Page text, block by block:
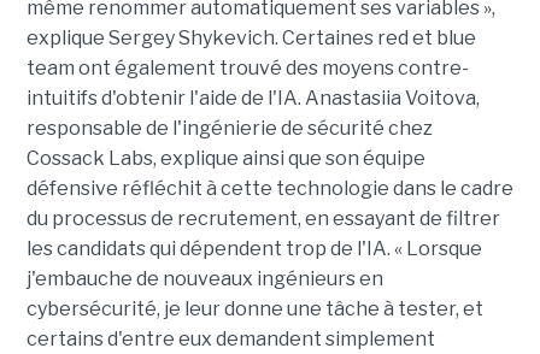
même renommer automatiquement ses variables »,
explique Sergey Shykevich. Certaines red et blue
team ont également trouvé des moyens contre-
intuitifs d'obtenir l'aide de l'IA. Anastasiia Voitova,
responsable de l'ingénierie de sécurité chez
Cossack Labs, explique ainsi que son équipe
défensive réfléchit à cette technologie dans le cadre
du processus de recrutement, en essayant de filtrer
les candidats qui dépendent trop de l'IA. « Lorsque
j'embauche de nouveaux ingénieurs en
cybersécurité, je leur donne une tâche à tester, et
certains d'entre eux demandent simplement